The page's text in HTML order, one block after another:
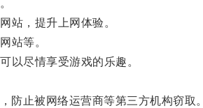
，提升上网体验。
站等。
尽情享受游戏的乐趣。
止被网络运营商等第三方机构窃取。